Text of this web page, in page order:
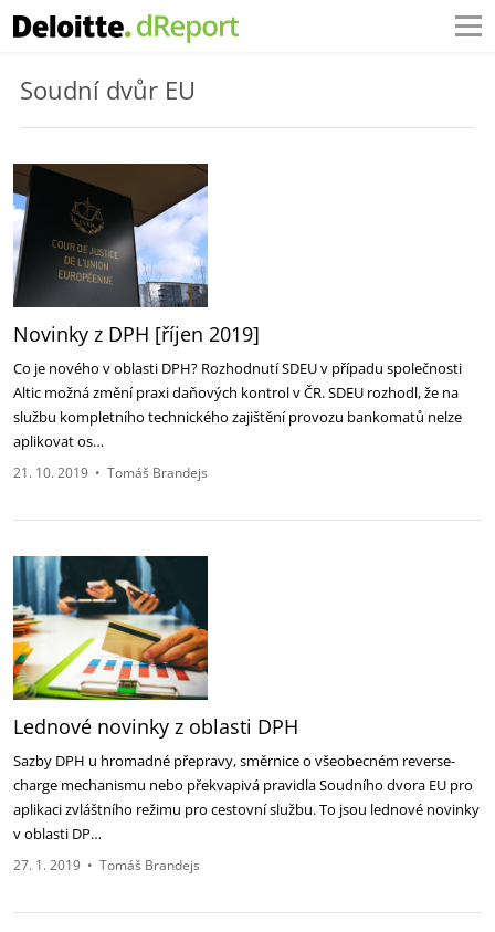
Soudní dvůr EU
Novinky z DPH [říjen 2019]
Co je nového v oblasti DPH? Rozhodnutí SDEU v případu společnosti
Altic možná změní praxi daňových kontrol v ČR. SDEU rozhodl, že na
službu kompletního technického zajištění provozu bankomatů nelze
aplikovat os…
21. 10. 2019 • Tomáš Brandejs
Lednové novinky z oblasti DPH
Sazby DPH u hromadné přepravy, směrnice o všeobecném reverse-
charge mechanismu nebo překvapivá pravidla Soudního dvora EU pro
aplikaci zvláštního režimu pro cestovní službu. To jsou lednové novinky
v oblasti DP…
27. 1. 2019 • Tomáš Brandejs